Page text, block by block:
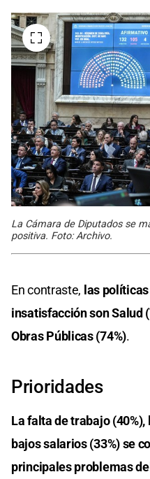
La Cámara de Diputados se
positiva. Foto: Archivo.
En contraste, las
insatisfacción son Salud
Obras Públicas (74%).
Prioridades
La falta de trabajo
bajos salarios (33%) se
principales problemas